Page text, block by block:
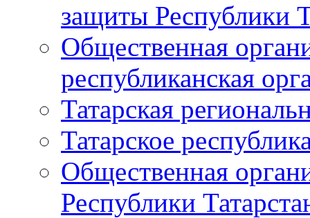
защиты Республики
Общественная
республиканская
Татарская
Татарское
Общественная
Республики